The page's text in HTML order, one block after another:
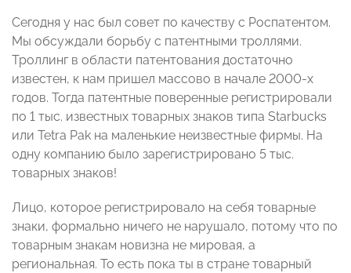
Сегодня у нас был совет по качеству с Роспатентом.
Мы обсуждали борьбу с патентными троллями.
Троллинг в области патентования достаточно
известен, к нам пришел массово в начале 2000-х
годов. Тогда патентные поверенные регистрировали
по 1 тыс. известных товарных знаков типа Starbucks
или Tetra Pak на маленькие неизвестные фирмы. На
одну компанию было зарегистрировано 5 тыс.
товарных знаков!
Лицо, которое регистрировало на себя товарные
знаки, формально ничего не нарушало, потому что по
товарным знакам новизна не мировая, а
региональная. То есть пока ты в стране товарный